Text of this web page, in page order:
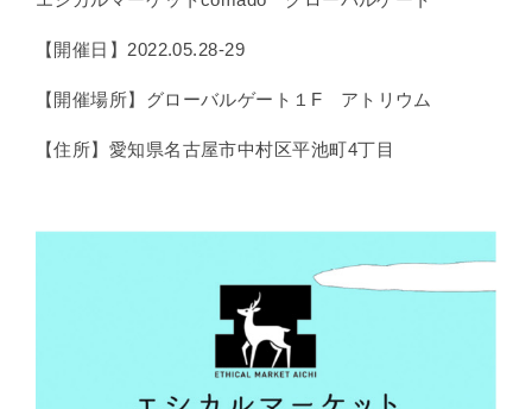
【開催日】2022.05.28-29
【開催場所】グローバルゲート１F アトリウム
【住所】愛知県名古屋市中村区平池町4丁目